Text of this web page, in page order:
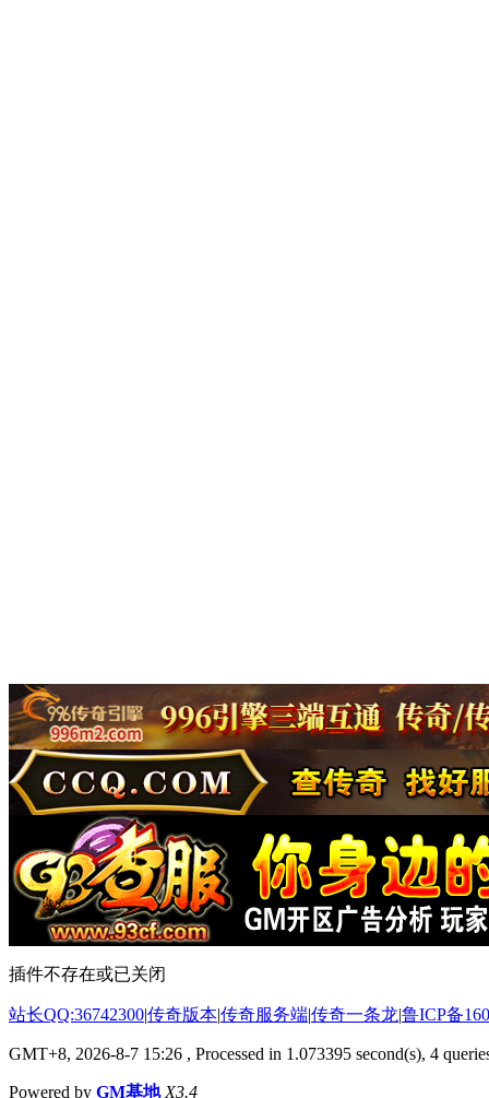
插件不存在或已关闭
站长QQ:36742300|传奇版本|传奇服务端|传奇一条龙|鲁ICP备
GMT+8, 2026-8-7 15:26 , Processed in 1.073395 second(s), 4
Powered by GM基地 X3.4